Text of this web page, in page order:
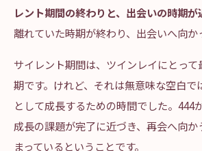
レント期間の終わりと、出会いの時期が
離れていた時期が終わり、出会いへ向か
サイレント期間は、ツインレイにとっ
期です。けれど、それは無意味な空白で
として成長するための時間でした。444
成長の課題が完了に近づき、再会へ向
まっているということです。